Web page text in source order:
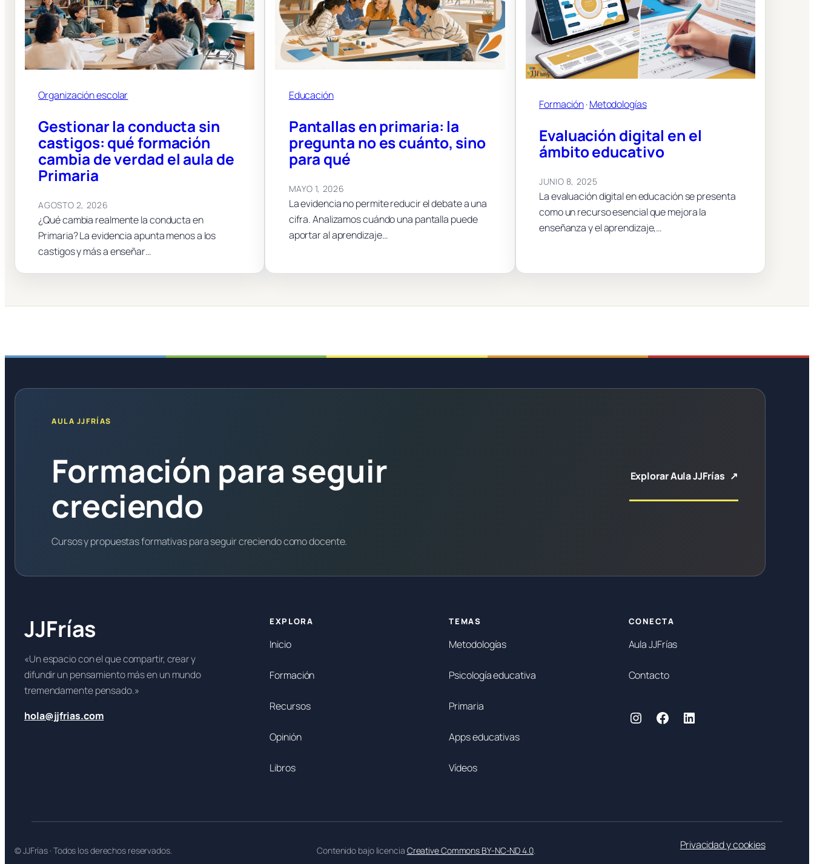
Organización escolar
Gestionar la conducta sin
castigos: qué formación
cambia de verdad el aula de
Primaria
AGOSTO 2, 2026
¿Qué cambia realmente la conducta en
Primaria? La evidencia apunta menos a los
castigos y más a enseñar…
Educación
Pantallas en primaria: la
pregunta no es cuánto, sino
para qué
MAYO 1, 2026
La evidencia no permite reducir el debate a una
cifra. Analizamos cuándo una pantalla puede
aportar al aprendizaje…
Formación · Metodologías
Evaluación digital en el
ámbito educativo
JUNIO 8, 2025
La evaluación digital en educación se presenta
como un recurso esencial que mejora la
enseñanza y el aprendizaje,…
AULA JJFRÍAS
Formación para seguir
creciendo
Cursos y propuestas formativas para seguir creciendo como docente.
Explorar Aula JJFrías
JJFrías
«Un espacio con el que compartir, crear y
difundir un pensamiento más en un mundo
tremendamente pensado.»
hola@jjfrias.com
EXPLORA
Inicio
Formación
Recursos
Opinión
Libros
TEMAS
Metodologías
Psicología educativa
Primaria
Apps educativas
Vídeos
CONECTA
Aula JJFrías
Contacto
Instagram
Facebook
LinkedIn
© JJFrías · Todos los derechos reservados. Contenido bajo licencia Creative Commons BY-NC-ND 4.0. Privacidad y cookies